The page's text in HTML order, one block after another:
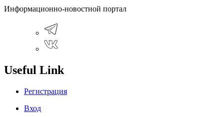
Информационно-новостной портал
Useful Link
Регистрация
Вход